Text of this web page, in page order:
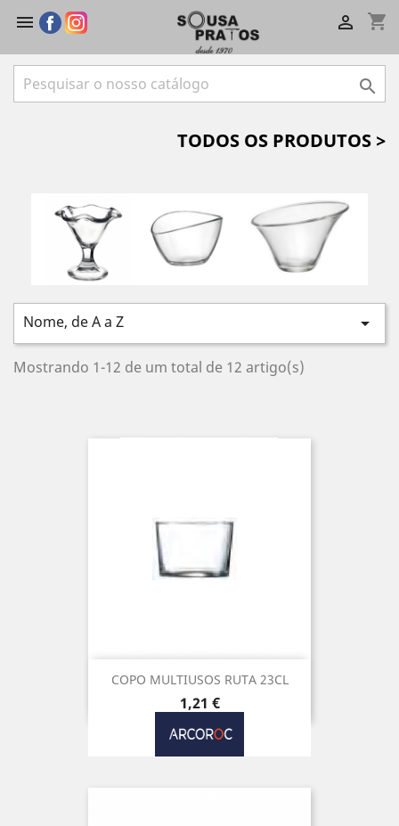
 shopping_cart


TODOS OS PRODUTOS >
Nome, de A a Z 
Mostrando 1-12 de um total de 12 artigo(s)
COPO MULTIUSOS RUTA 23CL
Preço
1,21 €